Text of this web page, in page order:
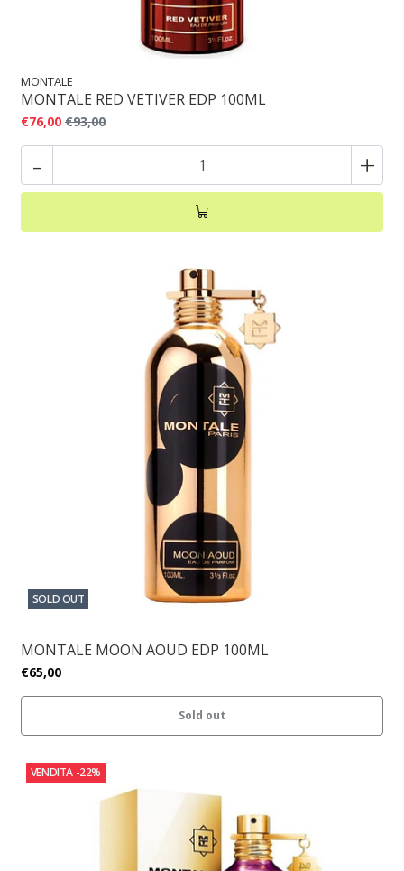
MONTALE
MONTALE RED VETIVER EDP 100ML
€76,00 €93,00
- +
SOLD OUT
MONTALE MOON AOUD EDP 100ML
€65,00
Sold out
VENDITA -22%